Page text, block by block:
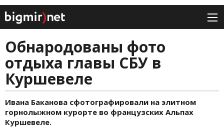
Обнародованы фото
отдыха главы СБУ в
Куршевеле
Ивана Баканова сфотографировали на элитном
горнолыжном курорте во французских Альпах
Куршевеле.